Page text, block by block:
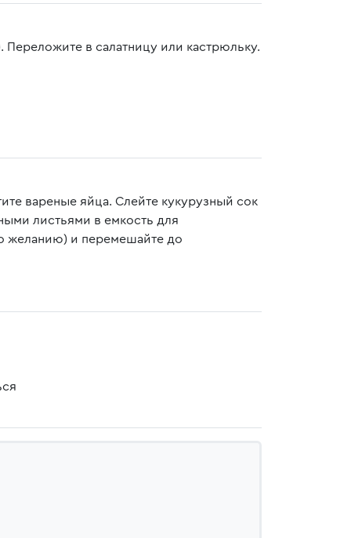
в салатницу или кастрюльку.
вареные яйца. Слейте кукурузный сок
листьями в емкость для
желанию) и перемешайте до